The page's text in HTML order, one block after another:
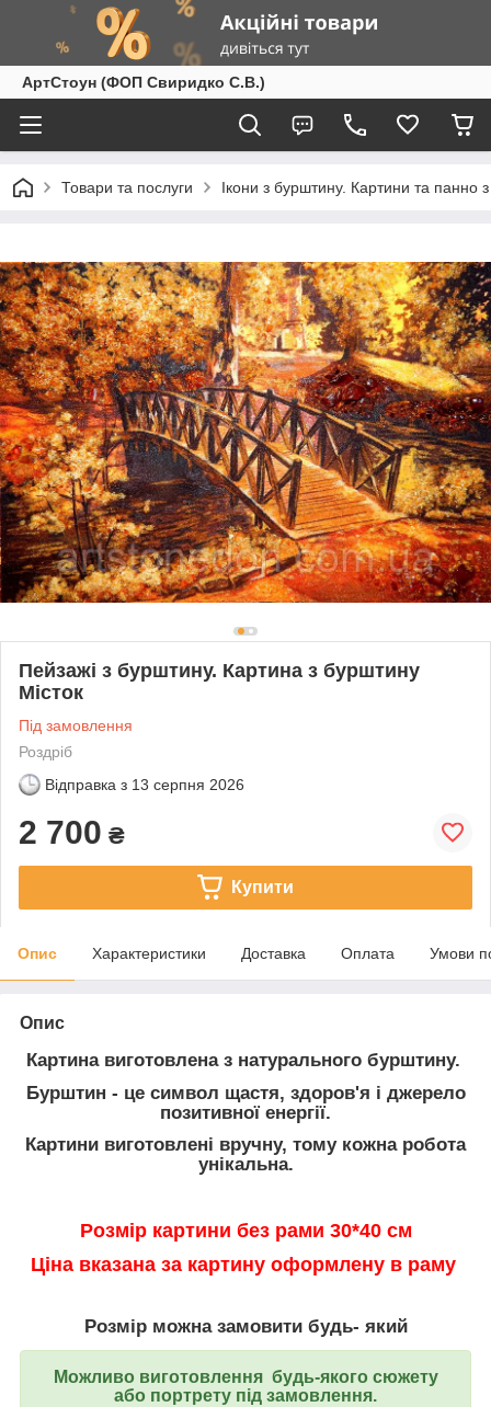
АртСтоун (ФОП Свиридко С.В.)
Товари та послуги Ікони з бурштину. Картини та панно
Пейзажі з бурштину. Картина з бурштину
Місток
Під замовлення
Роздріб
Відправка з 13 серпня 2026
2 700 ₴
Купити
Опис Характеристики Доставка Оплата Умови
Опис
Картина виготовлена з натурального бурштину.
Бурштин - це символ щастя, здоров'я і джерело
позитивної енергії.
Картини виготовлені вручну, тому кожна робота
унікальна.
Розмір картини без рами 30*40 см
Ціна вказана за картину оформлену в раму
Розмір можна замовити будь- який
Можливо виготовлення будь-якого сюжету
або портрету під замовлення.